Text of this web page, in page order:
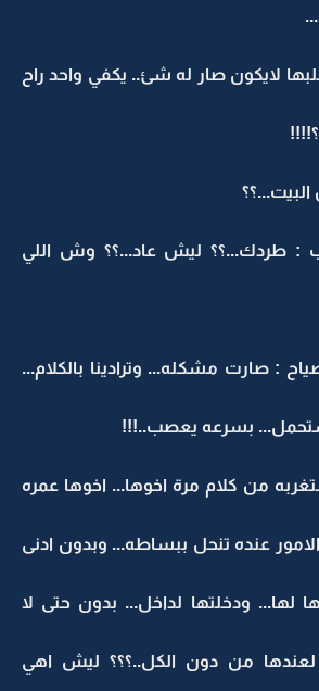
لايكون صار له شئ.. يكفي واحد راح
: طردك...؟؟ ليش عاد...؟؟ وش اللي
: صارت مشكله... وترادينا بالكلام...
بسرعه يعصب..!!!
من كلام مرة اخوها... اخوها عمره
عنده تنحل ببساطه... وبدون ادنى
لها... ودخلتها لداخل... بدون حتى لا
من دون الكل..؟؟؟ ليش اهي